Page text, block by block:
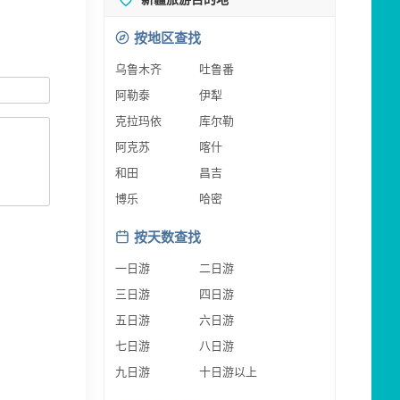
按地区查找
乌鲁木齐
吐鲁番
阿勒泰
伊犁
克拉玛依
库尔勒
阿克苏
喀什
和田
昌吉
博乐
哈密
按天数查找
一日游
二日游
三日游
四日游
五日游
六日游
七日游
八日游
九日游
十日游以上